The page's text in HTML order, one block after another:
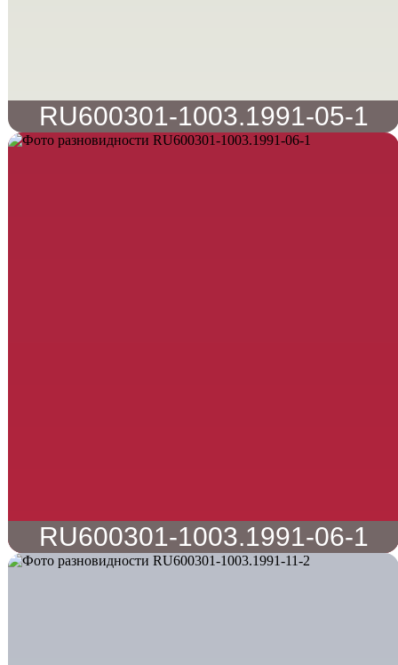
RU600301-1003.1991-05-1
RU600301-1003.1991-06-1